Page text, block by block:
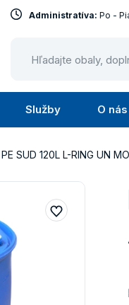
Submenu
Všetko
Služby
Služby
O nás
Administratíva: Po -
PE SUD 120L L-RING UN